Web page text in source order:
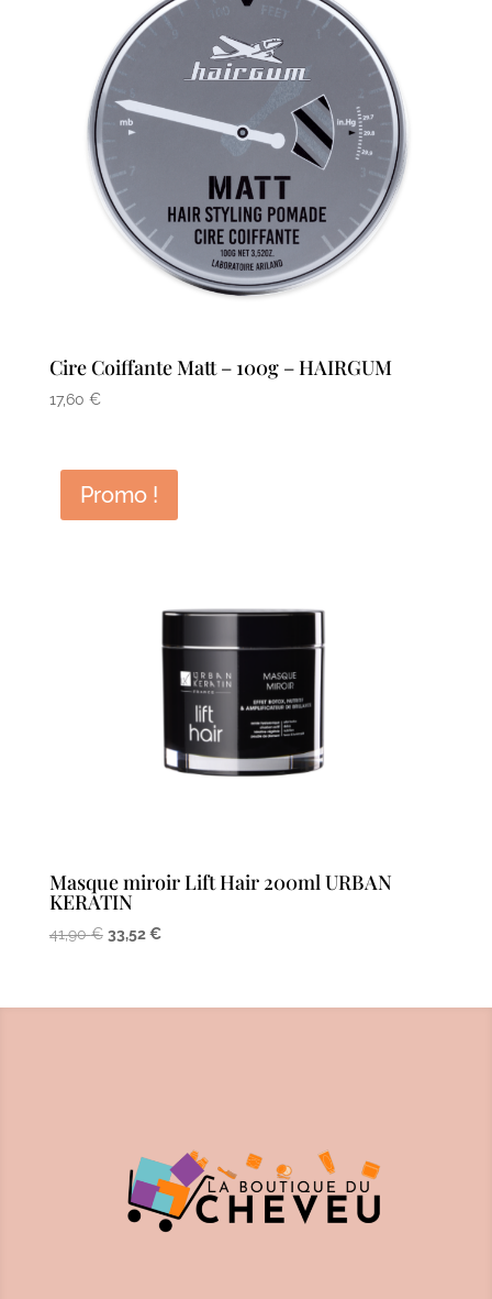
Cire Coiffante Matt – 100g – HAIRGUM
17,60 €
Promo !
Masque miroir Lift Hair 200ml URBAN
KERATIN
41,90€ Le
était :
33,52€Le
est :